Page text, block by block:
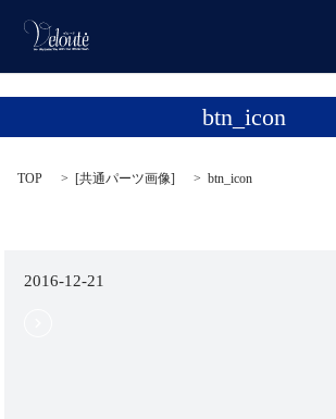
btn_icon
TOP [共通パーツ画像] btn_icon
2016-12-21